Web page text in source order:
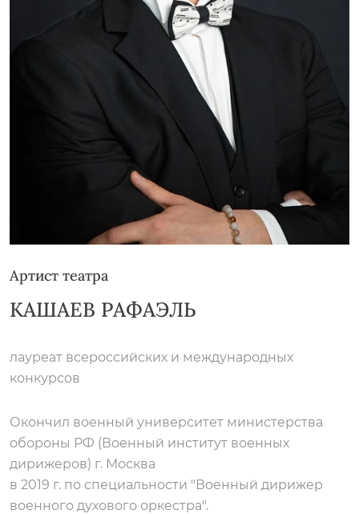
Артист театра
КАШАЕВ РАФАЭЛЬ
лауреат всероссийских и международных
конкурсов
Окончил военный университет министерства
обороны РФ (Военный институт военных
дирижеров) г. Москва
в 2019 г. по специальности "Военный дирижер
военного духового оркестра".